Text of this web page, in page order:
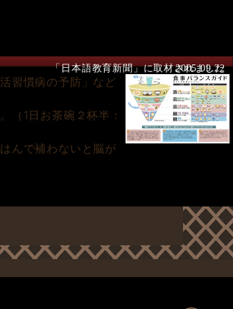
「日本語教育新聞」に取材されました
2005.09.22
習慣病の予防」など
（1日お茶碗２杯半：
んで補わないと脳が